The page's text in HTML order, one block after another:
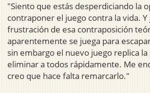
"Siento que estás desperdiciando la
contraponer el juego contra la vida. Y
frustración de esa contraposición
aparentemente se juega para
sin embargo el nuevo juego replica la
eliminar a todos rápidamente. Me
creo que hace falta remarcarlo."